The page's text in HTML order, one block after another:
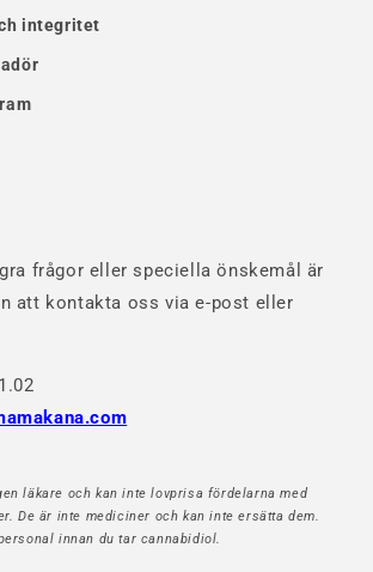
integritet
frågor eller speciella önskemål är
att kontakta oss via e-post eller
läkare och kan inte lovprisa fördelarna med
De är inte mediciner och kan inte ersätta dem.
innan du tar cannabidiol.